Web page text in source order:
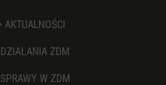
AKTUALNOŚCI
DZIAŁANIA ZDM
SPRAWY W ZDM